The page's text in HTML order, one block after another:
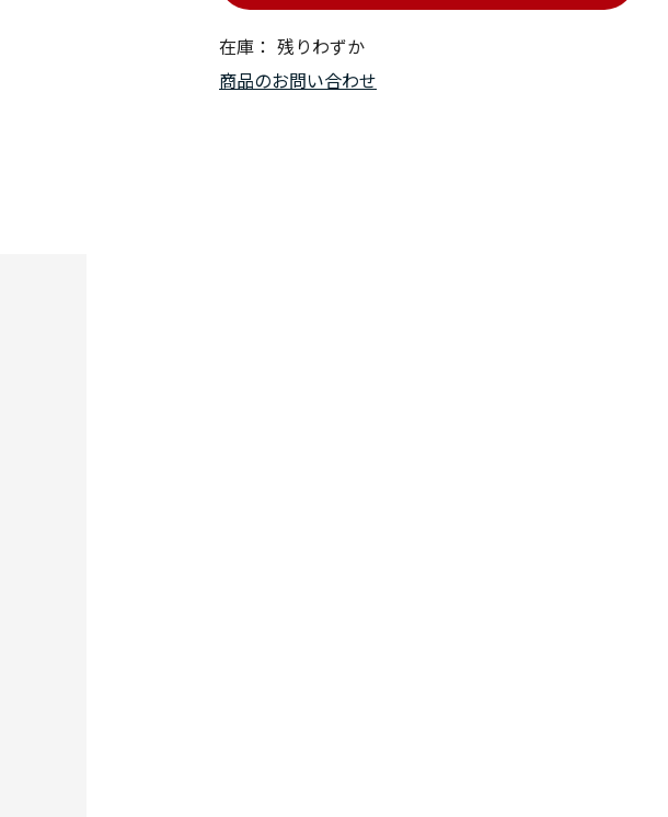
在庫： 残りわずか
商品のお問い合わせ